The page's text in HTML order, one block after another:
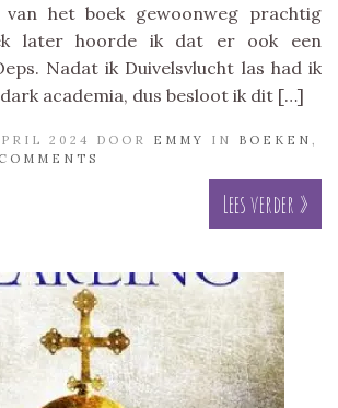
van het boek gewoonweg prachtig
later hoorde ik dat er ook een
Nadat ik Duivelsvlucht las had ik
academia, dus besloot ik dit […]
2024 DOOR EMMY IN BOEKEN
Lees verder »